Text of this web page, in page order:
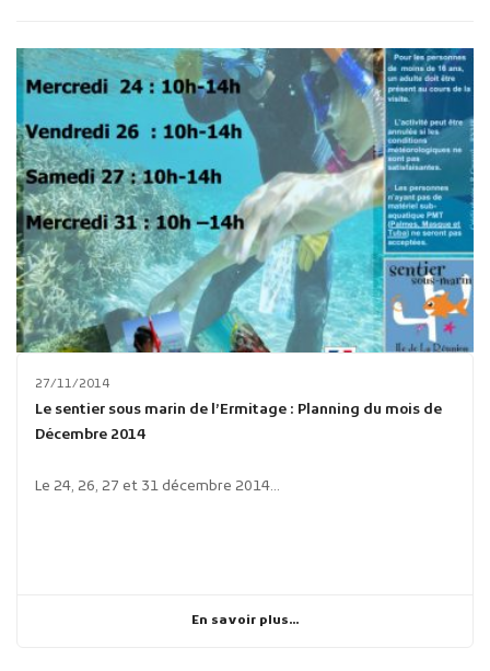
Publicité des actes
Marchés publics
Projets financés par l'Europe
Plans d'accès
27/11/2014
Le sentier sous marin de l’Ermitage : Planning du mois de
Décembre 2014
Le 24, 26, 27 et 31 décembre 2014...
En savoir plus...